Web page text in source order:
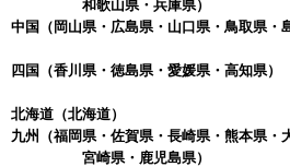
和歌山県・兵庫県）
中国 （岡山県・広島県・山口県・鳥取県・
四国
（香川県・徳島県・愛媛県・高知県）
北海道 （北海道）
九州
（福岡県・佐賀県・長崎県・熊本県・
宮崎県・鹿児島県）